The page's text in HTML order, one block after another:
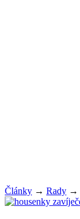
Články → Rady →